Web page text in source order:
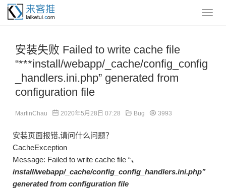
安装失败 Failed to write cache file
“***install/webapp/_cache/config_config
_handlers.ini.php” generated from
configuration file
MartinChau 2020年5月28日 07:28 Bug 3993
安装页面报错,请问什么问题？
CacheException
Message: Failed to write cache file “、
install/webapp/_cache/config_config_handlers.ini.php”
generated from configuration file